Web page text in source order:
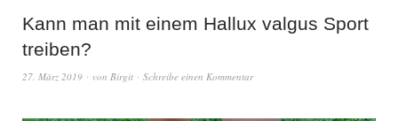
Kann man mit einem Hallux valgus Sport
treiben?
27. März 2019 von Birgit Schreibe einen Kommentar